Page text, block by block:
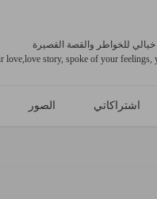
للخواطر والقصة القصيرة
love,love story, spoke of your
اشتراكاتي الصور